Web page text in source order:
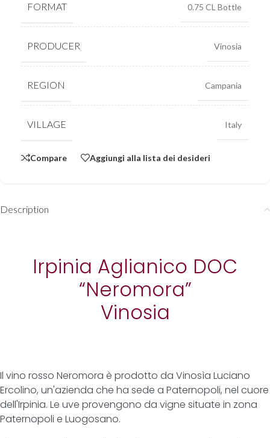
FORMAT 0.75 CL Bottle
PRODUCER Vinosia
REGION Campania
VILLAGE Italy
Compare Aggiungi alla lista dei desideri
Description
Irpinia Aglianico DOC
“Neromora”
Vinosia
Il vino rosso Neromora è prodotto da Vinosìa Luciano
Ercolino, un'azienda che ha sede a Paternopoli, nel cuore
dell'Irpinia. Le uve provengono da vigne situate in zona
Paternopoli e Luogosano.